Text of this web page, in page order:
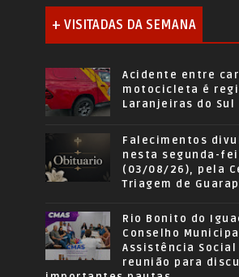
+ VISITADAS DA SEMANA
Acidente entre
motocicleta é
Laranjeiras do Sul
Falecimentos
nesta segunda-
(03/08/26), pela
Triagem de
Rio Bonito do
Conselho
Assistência
reunião para